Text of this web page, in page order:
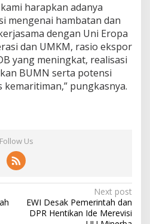
harapkan adanya
mengenai hambatan dan
dengan Uni Eropa
dan UMKM, rasio ekspor
yang meningkat, realisasi
BUMN serta potensi
pungkasnya.
Follow Us
Next post
EWI Desak Pemerintah dan
DPR Hentikan Ide Merevisi